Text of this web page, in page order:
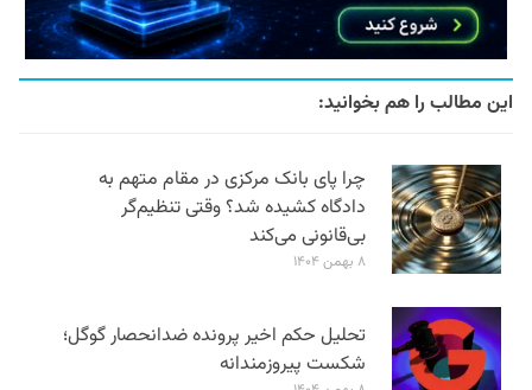
این مطالب را هم بخوانید:
چرا پای بانک مرکزی در مقام متهم به
دادگاه کشیده شد؟ وقتی تنظیم‌گر
بی‌قانونی می‌کند
۸ بهمن ۱۴۰۴
تحلیل حکم اخیر پرونده ضدانحصار گوگل؛
شکست پیروزمندانه